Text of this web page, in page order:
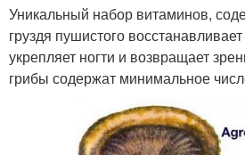
Уникальный набор витаминов,
груздя пушистого
укрепляет ногти и возвращает
грибы содержат минимальное